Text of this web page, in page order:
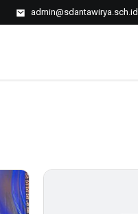
admin@sdantawirya.sch.id